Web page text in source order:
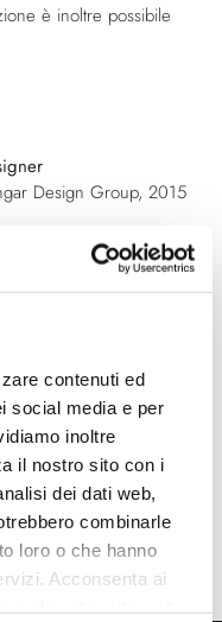
contenuti ed
social media e per
inoltre
il nostro sito con i
dei dati web,
combinarle
loro o che hanno
Acconsenta ai
è inoltre possibile
Design Group, 2015
luminosa
Led
energetica
A+, A